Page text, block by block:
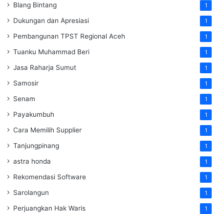
Blang Bintang 1
Dukungan dan Apresiasi 1
Pembangunan TPST Regional Aceh 1
Tuanku Muhammad Beri 1
Jasa Raharja Sumut 1
Samosir 1
Senam 1
Payakumbuh 1
Cara Memilih Supplier 1
Tanjungpinang 1
astra honda 1
Rekomendasi Software 1
Sarolangun 1
Perjuangkan Hak Waris 1